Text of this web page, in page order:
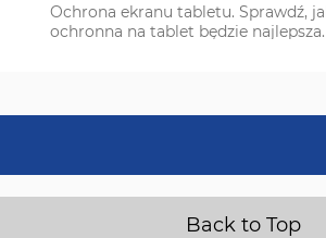
Ochrona ekranu tabletu. Sprawdź,
ochronna na tablet będzie
Back to Top